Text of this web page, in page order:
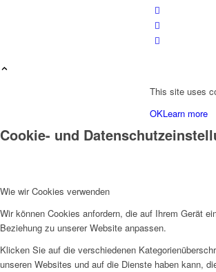
This site uses
OKLearn more
Cookie- und
Wie wir Cookies verwenden
Wir können Cookies anfordern, die auf Ihrem Gerät
Beziehung zu unserer Website anpassen.
Klicken Sie auf die verschiedenen
unseren Websites und auf die Dienste haben kann,